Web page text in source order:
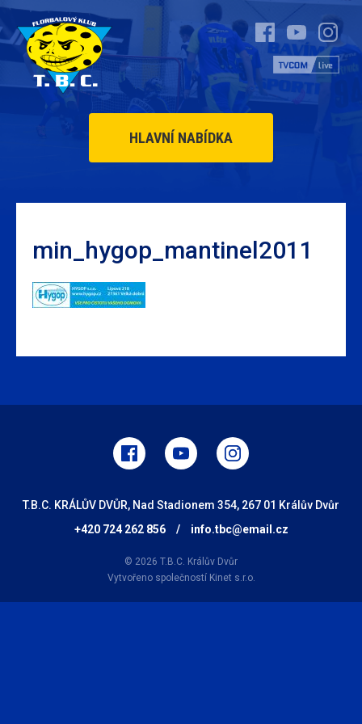
HLAVNÍ NABÍDKA
min_hygop_mantinel2011
T.B.C. KRÁLŮV DVŮR, Nad Stadionem 354, 267 01 Králův Dvůr
+420 724 262 856
/ info.tbc@email.cz
© 2026 T.B.C. Králův Dvůr
Vytvořeno společností Kinet s.r.o.